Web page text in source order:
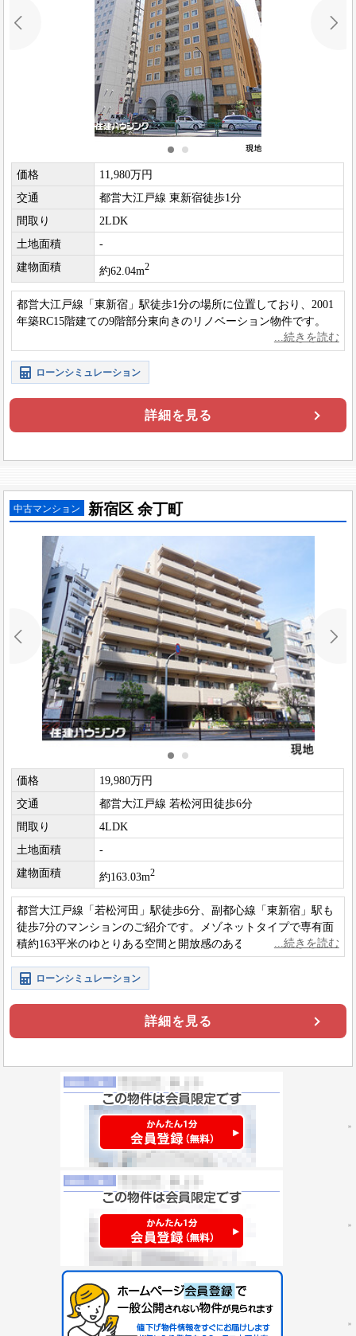
価格
11,980万円
交通
都営大江戸線 東新宿徒歩1分
間取り
2LDK
土地面積
-
建物面積
約62.04m2
都営大江戸線「東新宿」駅徒歩1分の場所に位置しており、2001
年築RC15階建ての9階部分東向きのリノベーション物件です。
ローンシミュレーション
詳細を見る
中古マンション 新宿区 余丁町
価格
19,980万円
交通
都営大江戸線 若松河田徒歩6分
間取り
4LDK
土地面積
-
建物面積
約163.03m2
都営大江戸線「若松河田」駅徒歩6分、副都心線「東新宿」駅も
徒歩7分のマンションのご紹介です。メゾネットタイプで専有面
積約163平米のゆとりある空間と開放感のあるLDKが魅力。居室
も全て６帖以上の広さを確保しています。
ローンシミュレーション
詳細を見る